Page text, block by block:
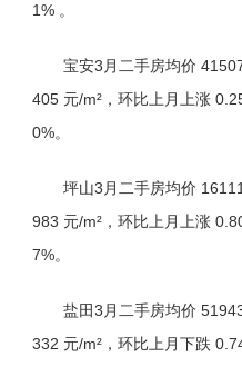
1% 。
宝安3月二手房均价
405 元/m²，环比上月上涨
0%。
坪山3月二手房均价
983 元/m²，环比上月上涨
7%。
盐田3月二手房均价
332 元/m²，环比上月下跌